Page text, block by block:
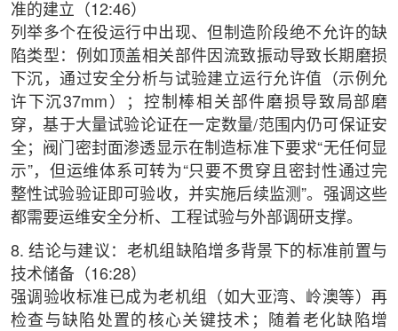
准的建立（12:46）
列举多个在役运行中出现、但制造阶段绝不允许的缺
陷类型：例如顶盖相关部件因流致振动导致长期磨损
下沉，通过安全分析与试验建立运行允许值（示例允
许下沉37mm）；控制棒相关部件磨损导致局部磨
穿，基于大量试验论证在一定数量/范围内仍可保证安
全；阀门密封面渗透显示在制造标准下要求“无任何显
示”，但运维体系可转为“只要不贯穿且密封性通过完
整性试验验证即可验收，并实施后续监测”。强调这些
都需要运维安全分析、工程试验与外部调研支撑。
8. 结论与建议：老机组缺陷增多背景下的标准前置与
技术储备（16:28）
强调验收标准已成为老机组（如大亚湾、岭澳等）再
检查与缺陷处置的核心关键技术；随着老化缺陷增